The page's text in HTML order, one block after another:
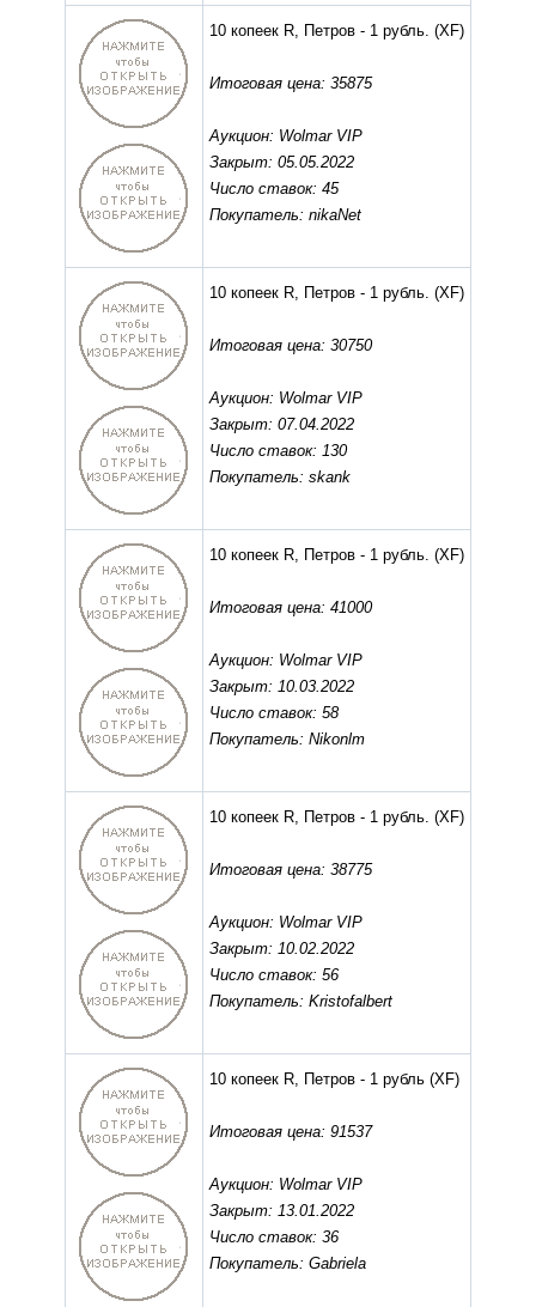
10 копеек R, Петров - 1 рубль. (XF)
Итоговая цена: 35875
Аукцион: Wolmar VIP
Закрыт: 05.05.2022
Число ставок: 45
Покупатель: nikaNet
10 копеек R, Петров - 1 рубль. (XF)
Итоговая цена: 30750
Аукцион: Wolmar VIP
Закрыт: 07.04.2022
Число ставок: 130
Покупатель: skank
10 копеек R, Петров - 1 рубль. (XF)
Итоговая цена: 41000
Аукцион: Wolmar VIP
Закрыт: 10.03.2022
Число ставок: 58
Покупатель: Nikonlm
10 копеек R, Петров - 1 рубль. (XF)
Итоговая цена: 38775
Аукцион: Wolmar VIP
Закрыт: 10.02.2022
Число ставок: 56
Покупатель: Kristofalbert
10 копеек R, Петров - 1 рубль (XF)
Итоговая цена: 91537
Аукцион: Wolmar VIP
Закрыт: 13.01.2022
Число ставок: 36
Покупатель: Gabriela